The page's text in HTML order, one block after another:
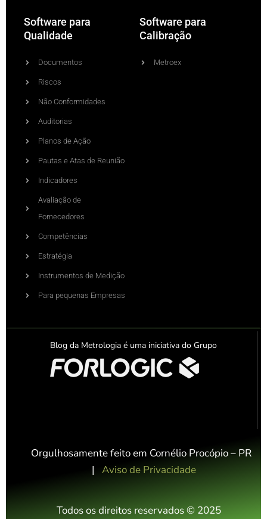
Software para
Qualidade
Documentos
Riscos
Não Conformidades
Auditorias
Planos de Ação
Pautas e Atas de Reunião
Indicadores
Avaliação de
Fornecedores
Competências
Estratégia
Instrumentos de Medição
Para pequenas Empresas
Software para
Calibração
Metroex
Blog da Metrologia é uma iniciativa do Grupo
Orgulhosamente feito em Cornélio Procópio – PR
| Aviso de Privacidade
Todos os direitos reservados © 2025